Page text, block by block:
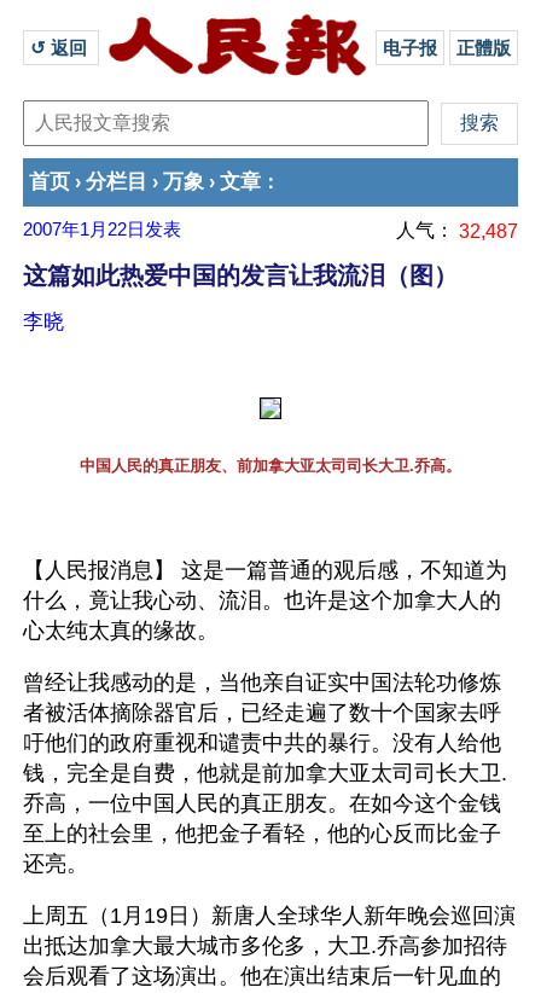
↺ 返回 电子报 正體版
首页 › 分栏目 › 万象 › 文章 ：
2007年1月22日 发表 人气： 32,487
这篇如此热爱中国的发言让我流泪（图）
李晓
中国人民的真正朋友、前加拿大亚太司司长大卫.乔高。
【人民报消息】 这是一篇普通的观后感，不知道为
什么，竟让我心动、流泪。也许是这个加拿大人的
心太纯太真的缘故。
曾经让我感动的是，当他亲自证实中国法轮功修炼
者被活体摘除器官后，已经走遍了数十个国家去呼
吁他们的政府重视和谴责中共的暴行。没有人给他
钱，完全是自费，他就是前加拿大亚太司司长大卫.
乔高，一位中国人民的真正朋友。在如今这个金钱
至上的社会里，他把金子看轻，他的心反而比金子
还亮。
上周五（1月19日）新唐人全球华人新年晚会巡回演
出抵达加拿大最大城市多伦多，大卫.乔高参加招待
会后观看了这场演出。他在演出结束后一针见血的